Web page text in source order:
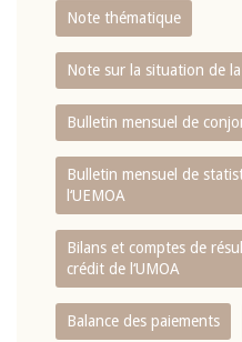
Note thématique
Note sur la situation de
Bulletin mensuel de
Bulletin mensuel de
l‘UEMOA
Bilans et comptes de
crédit de l‘UMOA
Balance des paiements